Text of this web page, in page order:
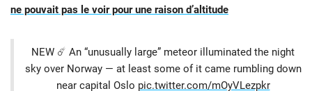
ne pouvait pas le voir pour une raison d’altitude
NEW ☄️ An “unusually large” meteor illuminated the night
sky over Norway — at least some of it came rumbling down
near capital Oslo pic.twitter.com/mOyVLezpkr